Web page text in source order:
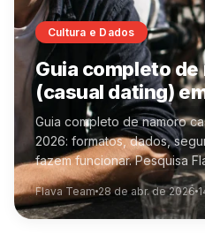
Cultura e Dados
Guia completo
(casual dating)
Guia completo de namoro
2026: formatos, dados,
fazem funcionar. Pesquisa
Flava Team 28 de abr. de 2026